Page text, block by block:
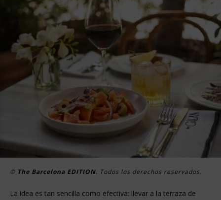
© The Barcelona EDITION. Todos los derechos reservados.
La idea es tan sencilla como efectiva: llevar a la terraza de